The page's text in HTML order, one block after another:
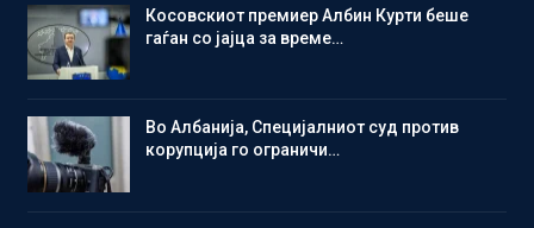
Косовскиот премиер Албин Курти беше
гаѓан со јајца за време…
Во Албанија, Специјалниот суд против
корупција го ограничи…